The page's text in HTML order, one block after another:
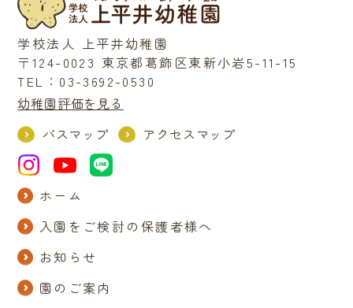
学校法人 上平井幼稚園
〒124-0023 東京都葛飾区東新小岩5-11-15
TEL：03-3692-0530
幼稚園評価を見る
バスマップ
アクセスマップ
ホーム
入園をご検討の保護者様へ
お知らせ
園のご案内